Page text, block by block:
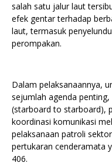
salah satu jalur laut
efek gentar terhadap
laut, termasuk
perompakan.
Dalam pelaksanaannya,
sejumlah agenda
(starboard to starboard),
koordinasi komunikasi
pelaksanaan patroli
pertukaran cenderamata
406.